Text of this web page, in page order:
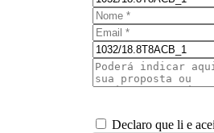
Declaro que li e